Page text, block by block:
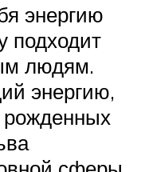
энергию
подходит
людям.
энергию,
рожденных